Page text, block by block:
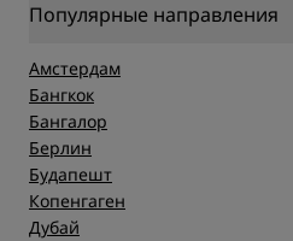
Популярные направления
Амстердам
Бангкок
Бангалор
Берлин
Будапешт
Копенгаген
Дубай